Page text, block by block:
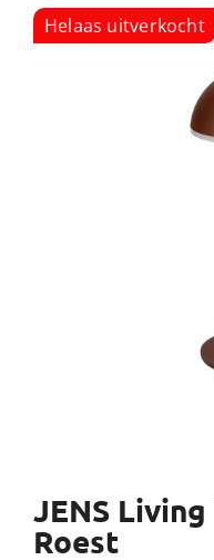
Helaas uitverkocht
JENS
Roest